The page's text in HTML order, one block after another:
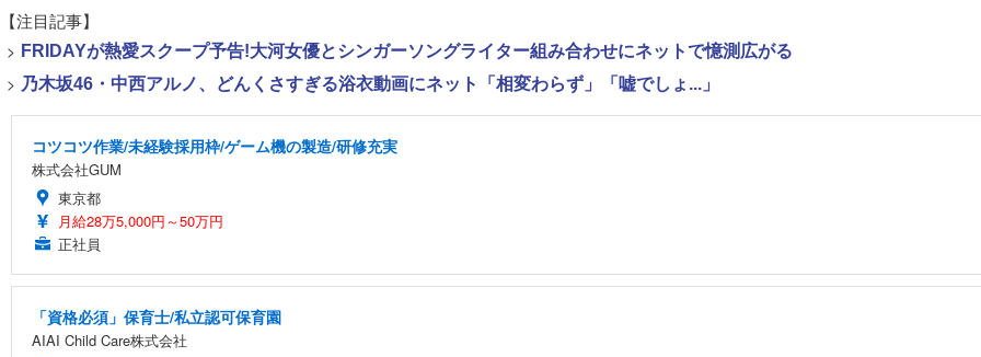
【注目記事】
> FRIDAYが熱愛スクープ予告!大河女優とシンガーソングライター組み合わせにネットで憶測広がる
> 乃木坂46・中西アルノ、どんくさすぎる浴衣動画にネット「相変わらず」「嘘でしょ...」
コツコツ作業/未経験採用枠/ゲーム機の製造/研修充実
株式会社GUM
東京都
月給28万5,000円～50万円
正社員
「資格必須」保育士/私立認可保育園
AIAI Child Care株式会社